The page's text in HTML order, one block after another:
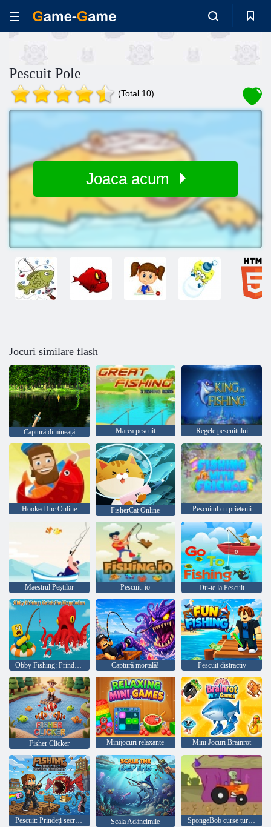
Pescuit Pole
(Total 10)
Joaca acum
Jocuri similare flash
Captură dimineață Marea pescuit Regele pescuitului
Hooked Inc Online FisherCat Online Pescuitul cu prietenii
Maestrul Peștilor Pescuit. io Du-te la Pescuit
Obby Fishing: Prindeți Megalodonul Captură mortală! Pescuit distractiv
Fisher Clicker Minijocuri relaxante Mini Jocuri Brainrot
Pescuit: Prindeți secretul Brainrot Scala Adâncimile SpongeBob curse turneu